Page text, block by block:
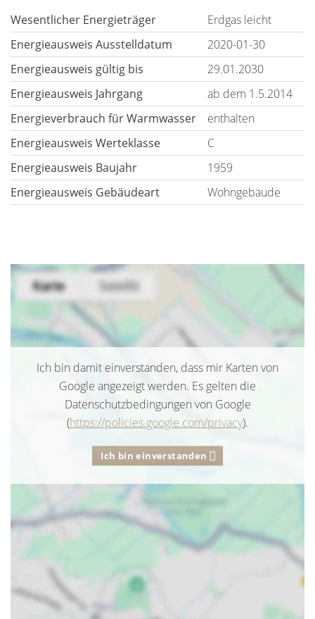
Wesentlicher Energieträger
Erdgas leicht
Energieausweis Ausstelldatum
2020-01-30
Energieausweis gültig bis
29.01.2030
Energieausweis Jahrgang
ab dem 1.5.2014
Energieverbrauch für Warmwasser
enthalten
Energieausweis Werteklasse
C
Energieausweis Baujahr
1959
Energieausweis Gebäudeart
Wohngebäude
Ich bin damit einverstanden, dass mir Karten von
Google angezeigt werden. Es gelten die
Datenschutzbedingungen von Google
(https://policies.google.com/privacy).
Ich bin einverstanden